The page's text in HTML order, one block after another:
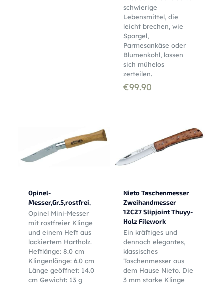
schwierige
Lebensmittel, die
leicht brechen, wie
Spargel,
Parmesankäse oder
Blumenkohl, lassen
sich mühelos
zerteilen.
€99.90
Opinel-
Messer,Gr.5,rostfrei,
Opinel Mini-Messer
mit rostfreier Klinge
und einem Heft aus
lackiertem Hartholz.
Heftlänge: 8.0 cm
Klingenlänge: 6.0 cm
Länge geöffnet: 14.0
cm Gewicht: 13 g
Nieto Taschenmesser
Zweihandmesser
12C27 Slipjoint Thuyy-
Holz Filework
Ein kräftiges und
dennoch elegantes,
klassisches
Taschenmesser aus
dem Hause Nieto. Die
3 mm starke Klinge